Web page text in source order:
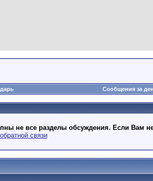
Сообщения за
не все разделы обсуждения. Если Вам не
связи